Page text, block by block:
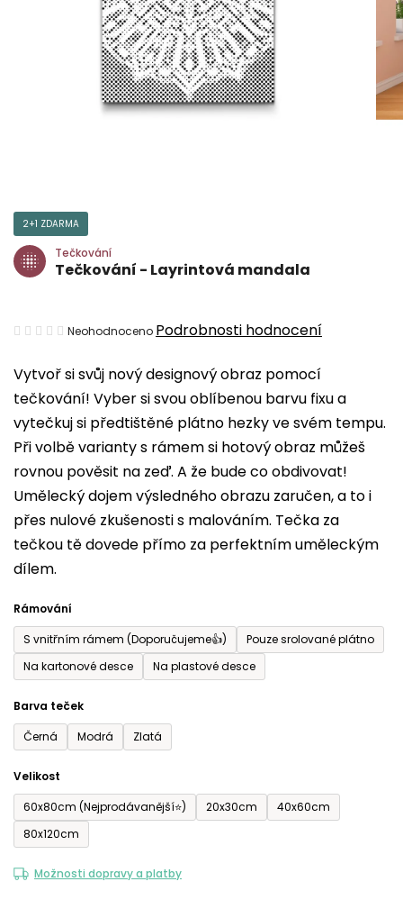
Vytvoř si svůj nový designový obraz pomocí
tečkování! Vyber si svou oblíbenou barvu fixu a
vytečkuj si předtištěné plátno hezky ve svém tempu.
Při volbě varianty s rámem si hotový obraz můžeš
rovnou pověsit na zeď. A že bude co obdivovat!
Umělecký dojem výsledného obrazu zaručen, a to i
přes nulové zkušenosti s malováním. Tečka za
tečkou tě dovede přímo za perfektním uměleckým
dílem.
Rámování
S vnitřním rámem (Doporučujeme👍)
Pouze srolované plátno
Na kartonové desce
Na plastové desce
Barva teček
Černá
Modrá Zlatá
Velikost
60x80cm (Nejprodávanější⭐)
20x30cm
40x60cm
80x120cm
Možnosti dopravy a platby
2+1 ZDARMA
Tečkování
Tečkování - Layrintová mandala
Průměrné
produktu
je
0,0
z
5
hvězdiček.
Neohodnoceno Podrobnosti hodnocení